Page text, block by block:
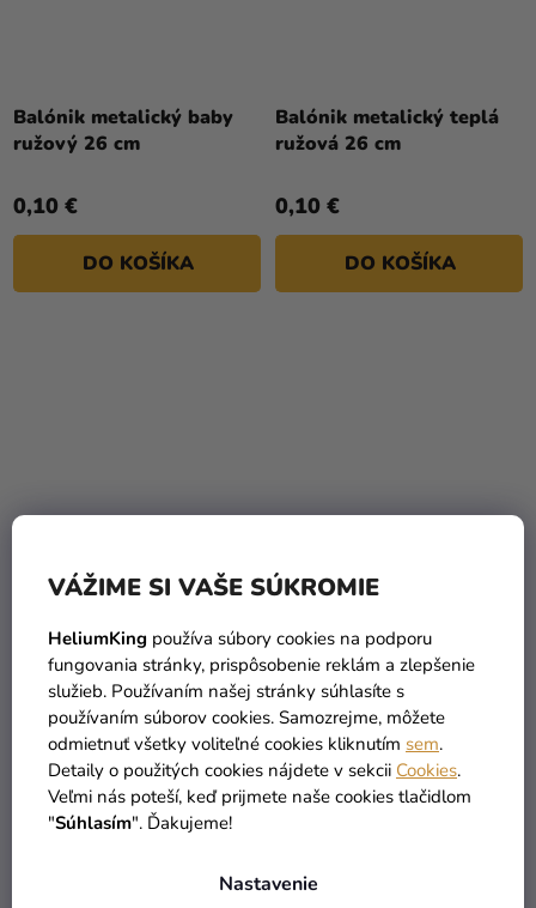
VÁŽIME SI VAŠE SÚKROMIE
HeliumKing používa súbory cookies na podporu
fungovania stránky, prispôsobenie reklám a zlepšenie
služieb. Používaním našej stránky súhlasíte s
používaním súborov cookies. Samozrejme, môžete
odmietnuť všetky voliteľné cookies kliknutím sem.
Detaily o použitých cookies nájdete v sekcii Cookies.
Veľmi nás poteší, keď prijmete naše cookies tlačidlom
"Súhlasím". Ďakujeme!
Nastavenie
Balónik metalický baby
ružový 26 cm
0,10 €
DO KOŠÍKA
Balónik metalický teplá
ružová 26 cm
hodnotenie
produktu
5
hviezdičiek.
0,10 €
DO KOŠÍKA
Balónik pastelový -
burgundy 30 cm
0,20 €
DO KOŠÍKA
Balónik pastelový -
levanduľový 30 cm
0,20 €
DO KOŠÍKA